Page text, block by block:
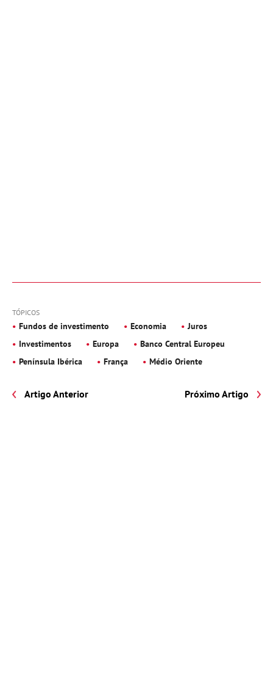
TÓPICOS
Fundos de investimento Economia
Juros
Investimentos
Europa
Banco Central Europeu
Península Ibérica
França Médio Oriente
Artigo Anterior Próximo Artigo